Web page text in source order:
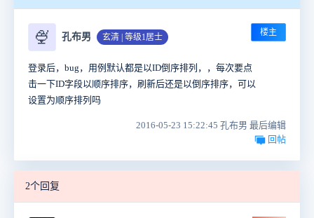
🍨 孔布男 玄清 | 等级1居士 楼主
登录后，bug，用例默认都是以ID倒序排列，，每次要点
击一下ID字段以顺序排序，刷新后还是以倒序排序，可以
设置为顺序排列吗
2016-05-23 15:22:45 孔布男 最后编辑
回帖
2个回复